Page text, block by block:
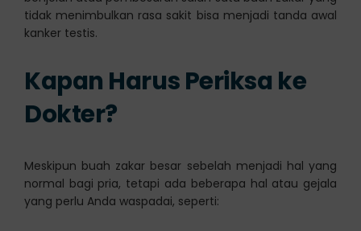
tidak menimbulkan rasa sakit bisa menjadi tanda awal
kanker testis.
Kapan Harus Periksa ke
Dokter?
Meskipun buah zakar besar sebelah menjadi hal yang
normal bagi pria, tetapi ada beberapa hal atau gejala
yang perlu Anda waspadai, seperti: